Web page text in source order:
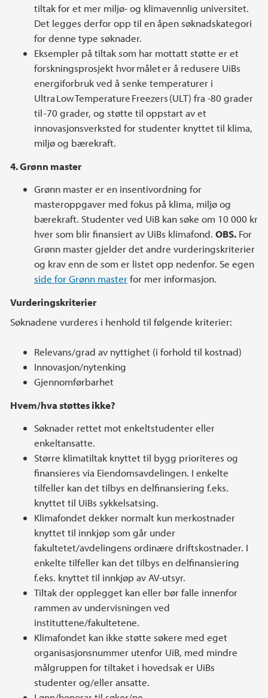
tiltak for et mer miljø- og klimavennlig universitet.
Det legges derfor opp til en åpen søknadskategori
for denne type søknader.
Eksempler på tiltak som har mottatt støtte er et
forskningsprosjekt hvor målet er å redusere UiBs
energiforbruk ved å senke temperaturer i
Ultra Low Temperature Freezers (ULT) fra -80 grader
til -70 grader, og støtte til oppstart av et
innovasjonsverksted for studenter knyttet til klima,
miljø og bærekraft.
4. Grønn master
Grønn master er en insentivordning for
masteroppgaver med fokus på klima, miljø og
bærekraft. Studenter ved UiB kan søke om 10 000 kr
hver som blir finansiert av UiBs klimafond. OBS. For
Grønn master gjelder det andre vurderingskriterier
og krav enn de som er listet opp nedenfor. Se egen
side for Grønn masterfor mer informasjon.
Vurderingskriterier
Søknadene vurderes i henhold til følgende kriterier:
Relevans/grad av nyttighet (i forhold til kostnad)
Innovasjon/nytenking
Gjennomførbarhet
Hvem/hva støttes ikke?
Søknader rettet mot enkeltstudenter eller
enkeltansatte.
Større klimatiltak knyttet til bygg prioriteres og
finansieres via Eiendomsavdelingen. I enkelte
tilfeller kan det tilbys en delfinansiering f.eks.
knyttet til UiBs sykkelsatsing.
Klimafondet dekker normalt kun merkostnader
knyttet til innkjøp som går under
fakultetet/avdelingens ordinære driftskostnader. I
enkelte tilfeller kan det tilbys en delfinansiering
f.eks. knyttet til innkjøp av AV-utsyr.
Tiltak der opplegget kan eller bør falle innenfor
rammen av undervisningen ved
instituttene/fakultetene.
Klimafondet kan ikke støtte søkere med eget
organisasjonsnummer utenfor UiB, med mindre
målgruppen for tiltaket i hovedsak er UiBs
studenter og/eller ansatte.